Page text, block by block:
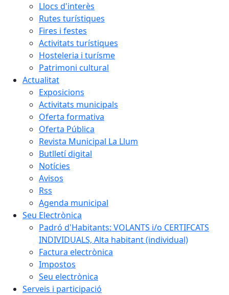
Llocs d'interès
Rutes turístiques
Fires i festes
Activitats turístiques
Hosteleria i turísme
Patrimoni cultural
Actualitat
Exposicions
Activitats municipals
Oferta formativa
Oferta Pública
Revista Municipal La Llum
Butlletí digital
Notícies
Avisos
Rss
Agenda municipal
Seu Electrònica
Padró d'Habitants: VOLANTS i/o CERTIFCATS
INDIVIDUALS, Alta habitant (individual)
Factura electrònica
Impostos
Seu electrònica
Serveis i participació